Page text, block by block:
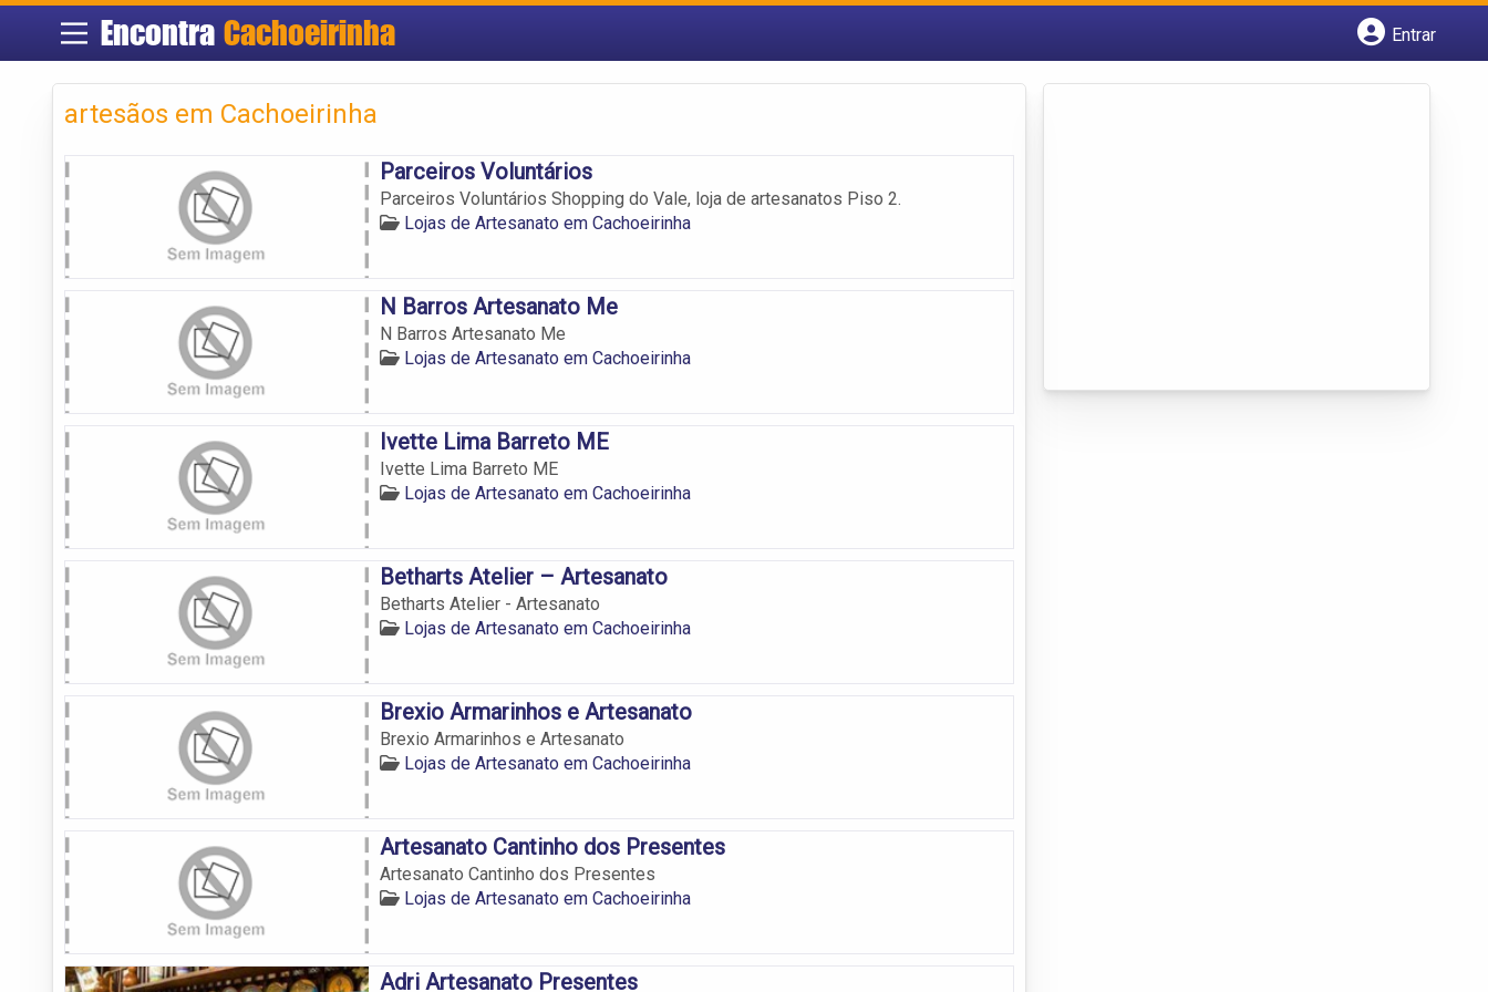
Encontra Cachoeirinha
Entrar
artesãos em Cachoeirinha
Parceiros Voluntários
Parceiros Voluntários Shopping do Vale, loja de artesanatos Piso 2.
Lojas de Artesanato em Cachoeirinha
N Barros Artesanato Me
N Barros Artesanato Me
Lojas de Artesanato em Cachoeirinha
Ivette Lima Barreto ME
Ivette Lima Barreto ME
Lojas de Artesanato em Cachoeirinha
Betharts Atelier – Artesanato
Betharts Atelier - Artesanato
Lojas de Artesanato em Cachoeirinha
Brexio Armarinhos e Artesanato
Brexio Armarinhos e Artesanato
Lojas de Artesanato em Cachoeirinha
Artesanato Cantinho dos Presentes
Artesanato Cantinho dos Presentes
Lojas de Artesanato em Cachoeirinha
Adri Artesanato Presentes